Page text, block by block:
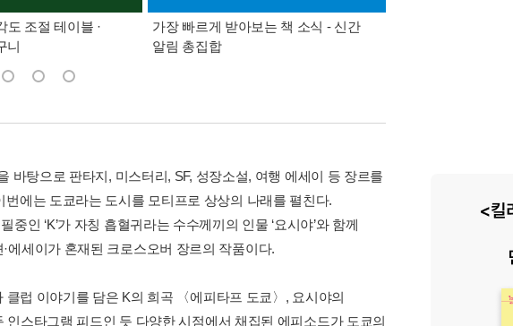
도 조절 테이블 ·
니
가장 빠르게 받아보는 책 소식 - 신간
알림 총집합
바탕으로 판타지, 미스터리, SF, 성장소설, 여행 에세이 등 장르를
에는 도쿄라는 도시를 모티프로 상상의 나래를 펼친다.
인 ‘K’가 자칭 흡혈귀라는 수수께끼의 인물 ‘요시야’와 함께
에세이가 혼재된 크로스오버 장르의 작품이다.
럽 이야기를 담은 K의 희곡 〈에피타프 도쿄〉, 요시야의
스타그램 피드인 듯 다양한 시점에서 채집된 에피소드가 도쿄의